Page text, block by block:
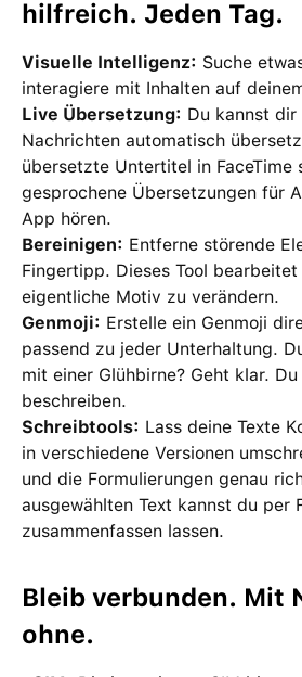
hilfreich. Jeden Tag.
Visuelle Intelligenz: Suche
interagiere mit Inhalten auf
Live Übersetzung: Du kannst dir
Nachrichten automatisch
übersetzte Untertitel in FaceTime
gesprochene Übersetzungen für
App hören.
Bereinigen: Entferne störende
Fingertipp. Dieses Tool
eigentliche Motiv zu verändern.
Genmoji: Erstelle ein Genmoji
passend zu jeder Unterhaltung.
mit einer Glühbirne? Geht klar.
beschreiben.
Schreibtools: Lass deine Texte
in verschiedene Versionen
und die Formulierungen genau
ausgewählten Text kannst du per
zusammenfassen lassen.
Bleib verbunden. Mit
ohne.